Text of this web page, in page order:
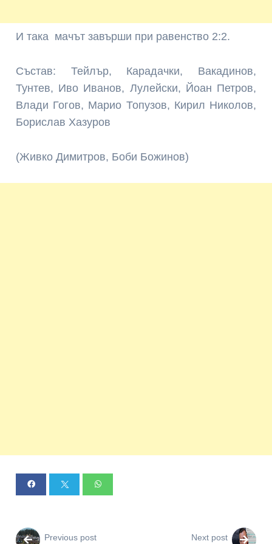
И така мачът завърши при равенство 2:2.
Състав: Тейлър, Карадачки, Вакадинов,
Тунтев, Иво Иванов, Лулейски, Йоан Петров,
Влади Гогов, Марио Топузов, Кирил Николов,
Борислав Хазуров
(Живко Димитров, Боби Божинов)
Previous post Next post